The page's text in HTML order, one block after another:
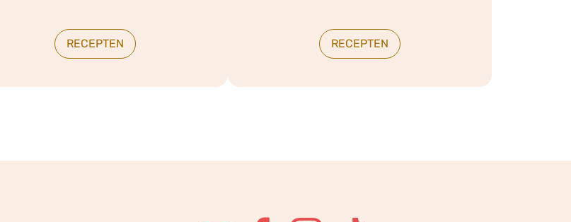
RECEPTEN RECEPTEN